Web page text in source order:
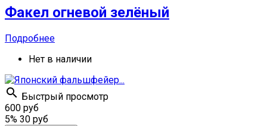
Факел огневой зелёный
Подробнее
Нет в наличии
 Быстрый просмотр
600 руб
5% 30 руб